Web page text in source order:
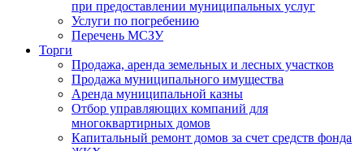
при предоставлении муниципальных услуг
Услуги по погребению
Перечень МСЗУ
Торги
Продажа, аренда земельных и лесных участков
Продажа муниципального имущества
Аренда муниципальной казны
Отбор управляющих компаний для
многоквартирных домов
Капитальный ремонт домов за счет средств фонда